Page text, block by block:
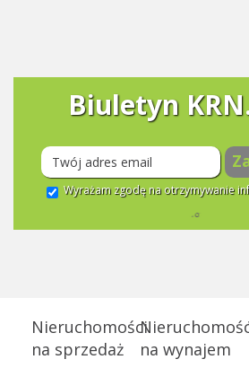
Biuletyn
Wyrażam zgodę na otrzymywanie
Nieruchomości
na sprzedaż
na wynajem